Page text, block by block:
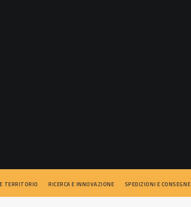
TERRITORIO RICERCA E INNOVAZIONE SPEDIZIONI E CONSEGNE